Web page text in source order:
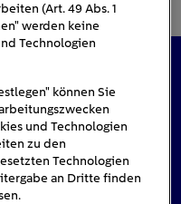
(Art. 49 Abs. 1
werden keine
Technologien
können Sie
und Technologien
zu den
Technologien
an Dritte finden